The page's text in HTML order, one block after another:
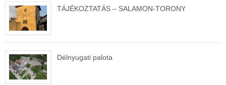
TÁJÉKOZTATÁS – SALAMON-TORONY
Délnyugati palota